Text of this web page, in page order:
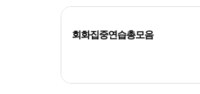
회화집중연습총모음